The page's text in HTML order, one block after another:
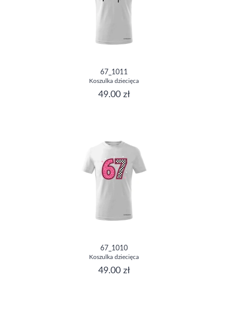
67_1011
Koszulka dziecięca
49.00 zł
67_1010
Koszulka dziecięca
49.00 zł